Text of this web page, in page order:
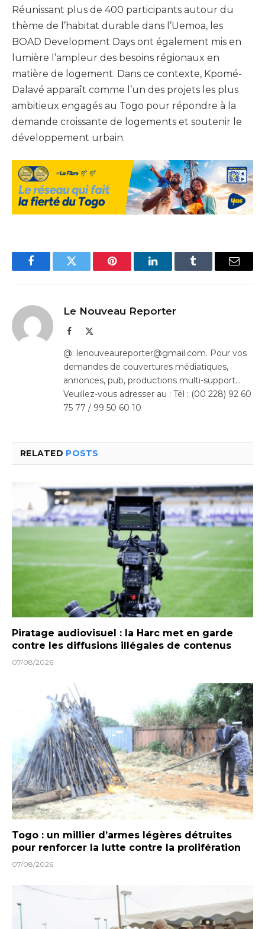
Réunissant plus de 400 participants autour du
thème de l’habitat durable dans l’Uemoa, les
BOAD Development Days ont également mis en
lumière l’ampleur des besoins régionaux en
matière de logement. Dans ce contexte, Kpomé-
Dalavé apparaît comme l’un des projets les plus
ambitieux engagés au Togo pour répondre à la
demande croissante de logements et soutenir le
développement urbain.
FacebookTwitter Pinterest LinkedInTumblr Email
Le Nouveau Reporter
Facebook
@: lenouveaureporter@gmail.com. Pour vos
demandes de couvertures médiatiques,
annonces, pub, productions multi-support…
Veuillez-vous adresser au : Tél : (00 228) 92 60
75 77 / 99 50 60 10
RELATED POSTS
Piratage audiovisuel : la Harc met en garde
contre les diffusions illégales de contenus
07/08/2026
Togo : un millier d’armes légères détruites
pour renforcer la lutte contre la prolifération
07/08/2026